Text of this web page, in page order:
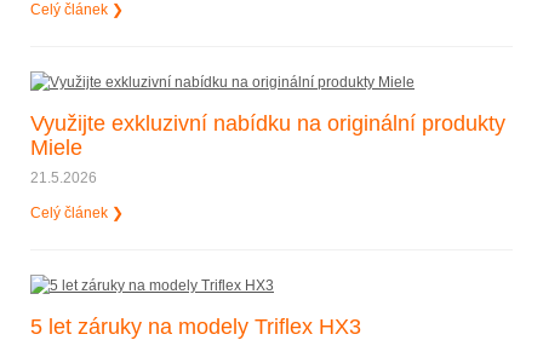
Celý článek ❯
Využijte exkluzivní nabídku na originální produkty
Miele
21.5.2026
Celý článek ❯
5 let záruky na modely Triflex HX3